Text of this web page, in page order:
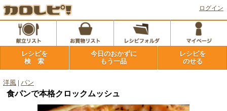
ログイン
レシピを
検 索
今日のおかずに
もう一品
レシピを
のせる
洋風 パン
食パンで本格クロックムッシュ